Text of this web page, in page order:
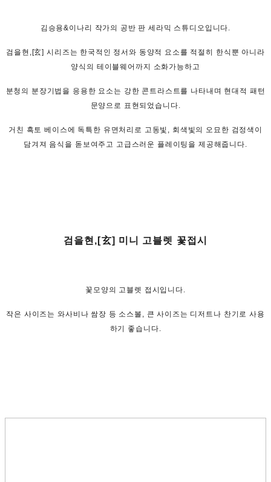
김승용&이나리 작가의 공반 판 세라믹 스튜디오입니다.
검을현,[玄] 시리즈는 한국적인 정서와 동양적 요소를 적절히 한식뿐 아니라
양식의 테이블웨어까지 소화가능하고
분청의 분장기법을 응용한 요소는 강한 콘트라스트를 나타내며 현대적 패턴
문양으로 표현되었습니다.
거친 흑토 베이스에 독특한 유면처리로 고동빛, 회색빛의 오묘한 검정색이
담겨져 음식을 돋보여주고 고급스러운 플레이팅을 제공해줍니다.
검을현,[玄] 미니 고블렛 꽃접시
꽃모양의 고블렛 접시입니다.
작은 사이즈는 와사비나 쌈장 등 소스볼, 큰 사이즈는 디저트나 찬기로 사용
하기 좋습니다.